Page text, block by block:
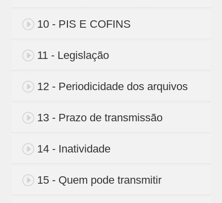
10 - PIS E COFINS
11 - Legislação
12 - Periodicidade dos arquivos
13 - Prazo de transmissão
14 - Inatividade
15 - Quem pode transmitir